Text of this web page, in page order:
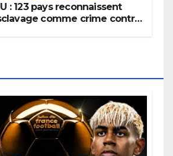
: 123 pays reconnaissent
comme crime contre